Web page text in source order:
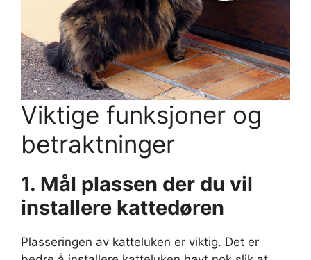
Viktige funksjoner og
betraktninger
1. Mål plassen der du vil
installere kattedøren
Plasseringen av katteluken er viktig. Det er